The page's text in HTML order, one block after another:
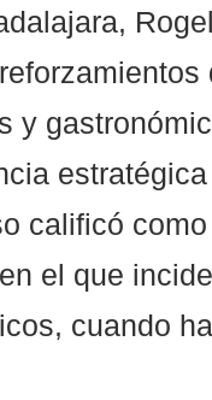
y
calificó
el que
cuando